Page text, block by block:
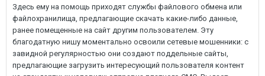
Здесь ему на помощь приходят службы файлового обмена или
файлохранилища, предлагающие скачать какие-либо данные,
ранее помещенные на сайт другим пользователем. Эту
благодатную нишу моментально освоили сетевые мошенники: с
завидной регулярностью они создают поддельные сайты,
предлагающие загрузить интересующий пользователя контент